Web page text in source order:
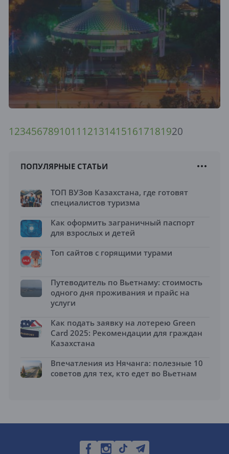
1234567891011 121314151617181920
ПОПУЛЯРНЫЕ СТАТЬИ
ТОП ВУЗов Казахстана, где готовят
специалистов туризма
Как оформить заграничный паспорт
для взрослых и детей
Топ сайтов с горящими турами
Путеводитель по Вьетнаму: стоимость
одного дня проживания и прайс на
услуги
Как подать заявку на лотерею Green
Card 2025: Рекомендации для граждан
Казахстана
Впечатления из Нячанга: полезные 10
советов для тех, кто едет во Вьетнам